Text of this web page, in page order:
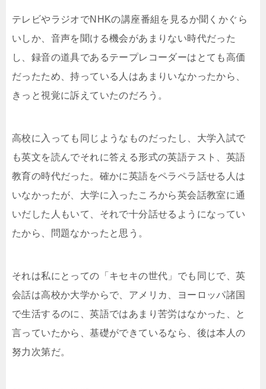
テレビやラジオでNHKの講座番組を見るか聞くかぐら
いしか、音声を聞ける機会があまりない時代だった
し、録音の道具であるテープレコーダーはとても高価
だったため、持っている人はあまりいなかったから、
きっと視覚に訴えていたのだろう。
高校に入っても同じようなものだったし、大学入試で
も英文を読んでそれに答える形式の英語テスト、英語
教育の時代だった。確かに英語をペラペラ話せる人は
いなかったが、大学に入ったころから英会話教室に通
いだした人もいて、それで十分話せるようになってい
たから、問題なかったと思う。
それは私にとっての「キセキの世代」でも同じで、英
会話は高校か大学からで、アメリカ、ヨーロッパ諸国
で生活するのに、英語ではあまり苦労はなかった、と
言っていたから、基礎ができているなら、後は本人の
努力次第だ。